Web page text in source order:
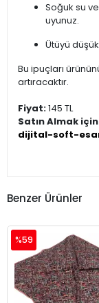
Soğuk su
uyunuz.
Ütüyü düşük
Bu ipuçları
artıracaktır.
Fiyat:145 TL
Satın Almak
dijital-soft-
Benzer Ürünler
%59